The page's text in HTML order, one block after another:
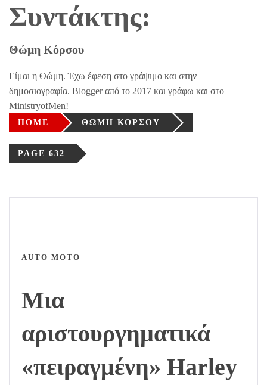
Συντάκτης:
Θώμη Κόρσου
Είμαι η Θώμη. Έχω έφεση στο γράψιμο και στην
δημοσιογραφία. Blogger από το 2017 και γράφω και στο
MinistryofMen!
HOME ΘΏΜΗ ΚΌΡΣΟΥ
PAGE 632
AUTO MOTO
Μια
αριστουργηματικά
«πειραγμένη» Harley